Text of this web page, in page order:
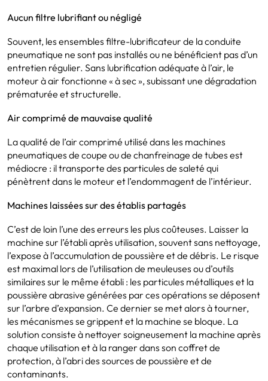
Aucun filtre lubrifiant ou négligé
Souvent, les ensembles filtre-lubrificateur de la conduite
pneumatique ne sont pas installés ou ne bénéficient pas d’un
entretien régulier. Sans lubrification adéquate à l’air, le
moteur à air fonctionne « à sec », subissant une dégradation
prématurée et structurelle.
Air comprimé de mauvaise qualité
La qualité de l’air comprimé utilisé dans les machines
pneumatiques de coupe ou de chanfreinage de tubes est
médiocre : il transporte des particules de saleté qui
pénètrent dans le moteur et l’endommagent de l’intérieur.
Machines laissées sur des établis partagés
C’est de loin l’une des erreurs les plus coûteuses. Laisser la
machine sur l’établi après utilisation, souvent sans nettoyage,
l’expose à l’accumulation de poussière et de débris. Le risque
est maximal lors de l’utilisation de meuleuses ou d’outils
similaires sur le même établi : les particules métalliques et la
poussière abrasive générées par ces opérations se déposent
sur l’arbre d’expansion. Ce dernier se met alors à tourner,
les mécanismes se grippent et la machine se bloque. La
solution consiste à nettoyer soigneusement la machine après
chaque utilisation et à la ranger dans son coffret de
protection, à l’abri des sources de poussière et de
contaminants.